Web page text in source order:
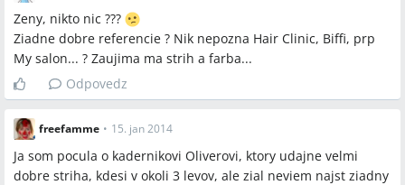
Zeny, nikto nic ???
Ziadne dobre referencie ? Nik nepozna Hair Clinic, Biffi, prp
My salon... ? Zaujima ma strih a farba...
Odpovedz
freefamme • 15. jan 2014
Ja som pocula o kadernikovi Oliverovi, ktory udajne velmi
dobre striha, kdesi v okoli 3 levov, ale zial neviem najst ziadny